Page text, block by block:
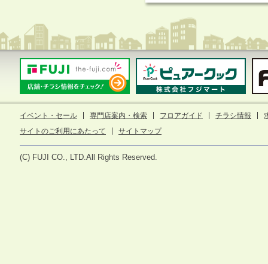
イベント・セール 専門店案内・検索 フロアガイド チラシ情報
サイトのご利用にあたって
サイトマップ
(C) FUJI CO., LTD.All Rights Reserved.